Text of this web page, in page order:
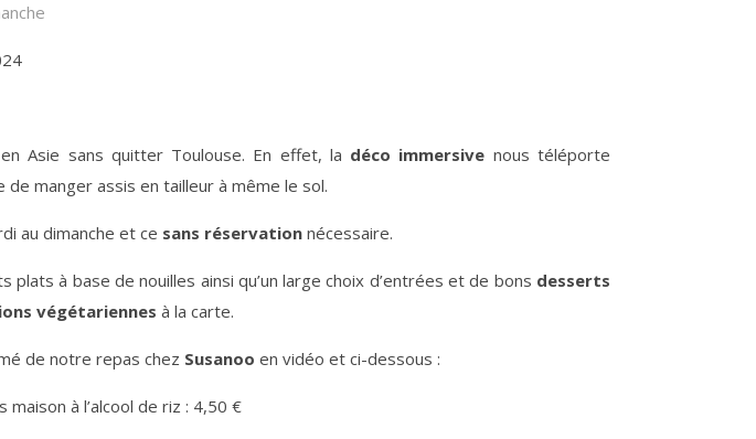
Asie sans quitter Toulouse. En effet, la déco immersive nous téléporte
manger assis en tailleur à même le sol.
au dimanche et ce sans réservation nécessaire.
à base de nouilles ainsi qu’un large choix d’entrées et de bons desserts
végétariennes à la carte.
de notre repas chez Susanoo en vidéo et ci-dessous :
maison à l’alcool de riz : 4,50 €